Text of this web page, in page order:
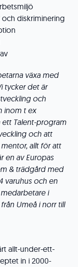
diskriminering
växa med
tycker det är
och
inom t ex
ett Talent-program
och att
allt för att
en av Europas
& trädgård med
varuhus och en
i
Umeå i norr till
allt-under-ett-
in i 2000-